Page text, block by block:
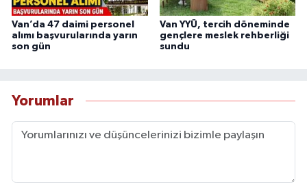
Van’da 47 daimi personel
alımı başvurularında yarın
son gün
Van YYÜ, tercih döneminde
gençlere meslek rehberliği
sundu
Yorumlar